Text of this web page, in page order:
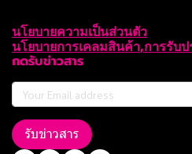
นโยบายความเป็นส่วนตัว
นโยบายการเคลมสินค้า,การรับ
กดรับข่าวสาร
รับข่าวสาร